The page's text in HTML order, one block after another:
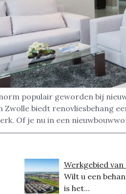
populair geworden bij
biedt renovliesbehang
Of je nu in een
Werkgebied
Wilt u een
is het...